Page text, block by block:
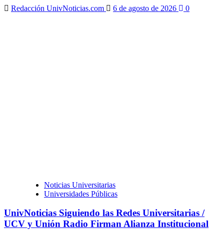
Redacción UnivNoticias.com 6 de agosto de 2026 0
Noticias Universitarias
Universidades Públicas
UnivNoticias Siguiendo las Redes Universitarias /
UCV y Unión Radio Firman Alianza Institucional